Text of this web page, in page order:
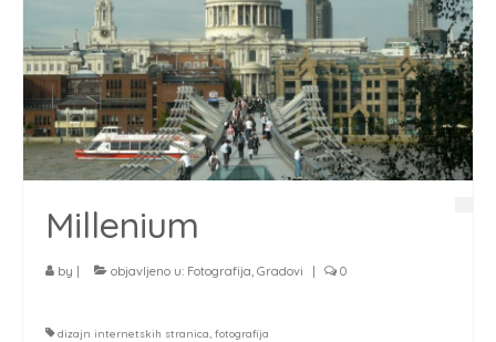
Millenium
by | objavljeno u: Fotografija, Gradovi | 0
dizajn internetskih stranica, fotografija